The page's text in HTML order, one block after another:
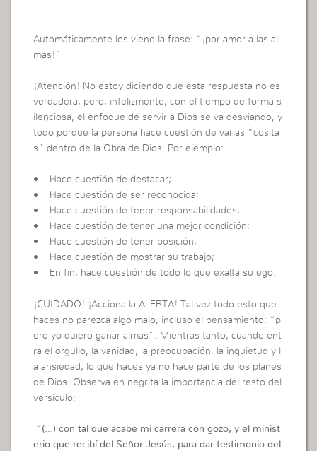
Automáticamente les viene la frase: “¡por amor a las al
mas!”
¡Atención! No estoy diciendo que esta respuesta no es
verdadera, pero, infelizmente, con el tiempo de forma s
ilenciosa, el enfoque de servir a Dios se va desviando, y
todo porque la persona hace cuestión de varias “cosita
s” dentro de la Obra de Dios. Por ejemplo:
• Hace cuestión de destacar;
• Hace cuestión de ser reconocida;
• Hace cuestión de tener responsabilidades;
• Hace cuestión de tener una mejor condición;
• Hace cuestión de tener posición;
• Hace cuestión de mostrar su trabajo;
• En fin, hace cuestión de todo lo que exalta su ego.
¡CUIDADO! ¡Acciona la ALERTA! Tal vez todo esto que
haces no parezca algo malo, incluso el pensamiento: “p
ero yo quiero ganar almas”. Mientras tanto, cuando ent
ra el orgullo, la vanidad, la preocupación, la inquietud y l
a ansiedad, lo que haces ya no hace parte de los planes
de Dios. Observa en negrita la importancia del resto del
versículo:
“(…)con tal que acabe mi carrera con gozo, y el minist
erio que recibí del Señor Jesús, para dar testimonio del